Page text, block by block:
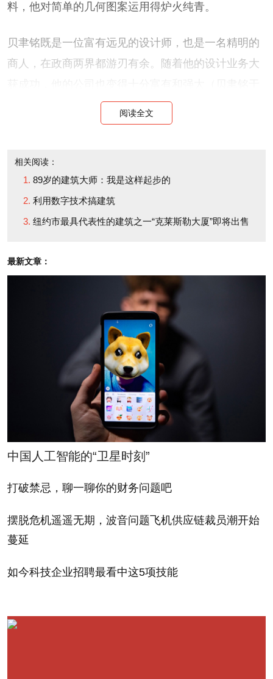
料，他对简单的几何图案运用得炉火纯青。
贝聿铭既是一位富有远见的设计师，也是一名精明的
商人，在政商两界都游刃有余。随着他的设计业务大
1955年创办了自己的贝聿铭建筑事务所，1966年将公
司的英文名从I.M. Pei & Associates变更为I.M. Pei &
务所（Pei Cobb Freed & Partners）。建筑评论家保
罗·戈德伯格本周在《纽约时报》撰文称，贝聿铭
是“少数几个对房地产开发商、企业大佬和艺术馆的董
事会（当然，第三种人通常由前两种人组成）都同样
可以说，贝聿铭的成功与他的家庭出身有很大关系。
他的父亲叶祖贻是中国最大的银行家之一。他从小就
在广州（也是他出生的地方）、香港、上海等地受到
了上流教育。他的家庭文化根植于中国传统，但也接
受了西方的文化和理念。
贝聿铭的商业头脑，很大程度上是在20世纪40年代，
也就是他职业生涯的早期形成的。他在哈佛设计学院
获得硕士学位后，与他曾经的老师、包豪斯学派的创
是在麻省理工学院完成的，期间曾经短暂在宾西法尼
收。泽肯多夫在政界和商界的关系为贝聿铭提供了难
克利奥罗杰斯纪念图书馆（1963年，印第安那州哥伦
阅读全文
相关阅读：
89岁的建筑大师：我是这样起步的
利用数字技术搞建筑
纽约市最具代表性的建筑之一“克莱斯勒大厦”即将出售
最新文章：
中国人工智能的“卫星时刻”
打破禁忌，聊一聊你的财务问题吧
摆脱危机遥遥无期，波音问题飞机供应链裁员潮开始
蔓延
如今科技企业招聘最看中这5项技能